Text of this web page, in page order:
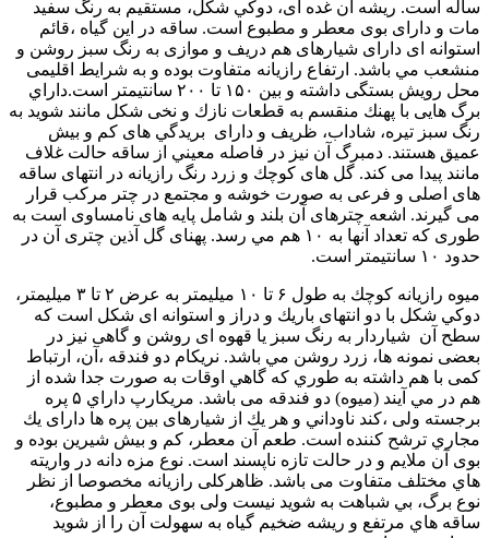
ساله است. ریشه آن غده ای، دوكي شكل، مستقیم به رنگ سفید
مات و دارای بوی معطر و مطبوع است. ساقه در این گیاه ،قائم
استوانه ای دارای شيارهای هم دریف و موازی به رنگ سبز روشن و
منشعب مي باشد. ارتفاع رازیانه متفاوت بوده و به شرایط اقلیمی
محل رویش بستگی داشته و بین ۱۵۰ تا ۲۰۰ سانتيمتر است.داراي
برگ هايی با پهنك منقسم به قطعات نازك و نخی شكل مانند شوید به
رنگ سبز تیره، شاداب، ظريف و دارای بريدگي های کم و بیش
عمیق هستند. دمبرگ آن نیز در فاصله معيني از ساقه حالت غلاف
مانند پیدا می کند. گل های كوچك و زرد رنگ رازیانه در انتهای ساقه
های اصلی و فرعی به صورت خوشه و مجتمع در چتر مرکب قرار
می گیرند. اشعه چترهای آن بلند و شامل پايه های نامساوی است به
طوری که تعداد آنها به ۱۰ هم مي رسد. پهنای گل آذین چتری آن در
حدود ۱۰ سانتیمتر است.
میوه رازیانه كوچك به طول ۶ تا ۱۰ میلیمتر به عرض ۲ تا ۳ ميليمتر،
دوكي شكل با دو انتهای باريك و دراز و استوانه ای شکل است که
سطح آن شیاردار به رنگ سبز یا قهوه ای روشن و گاهی نيز در
بعضی نمونه ها، زرد روشن مي باشد. نریکام دو فندقه ،آن، ارتباط
کمی با هم داشته به طوري که گاهي اوقات به صورت جدا شده از
هم در مي آيند (میوه) دو فندقه می باشد. مریکارپ داراي ۵ پره
برجسته ولی ،کند ناوداني و هر يك از شيارهای بين پره ها دارای يك
مجاري ترشح کننده است. طعم آن معطر، کم و بیش شیرین بوده و
بوی آن ملایم و در حالت تازه ناپسند است. نوع مزه دانه در واریته
هاي مختلف متفاوت می باشد. ظاهركلی رازيانه مخصوصا از نظر
نوع برگ، بي شباهت به شوید نیست ولی بوی معطر و مطبوع،
ساقه هاي مرتفع و ریشه ضخیم گیاه به سهولت آن را از شوید